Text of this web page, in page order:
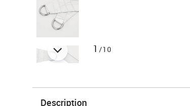
1 /10
Description